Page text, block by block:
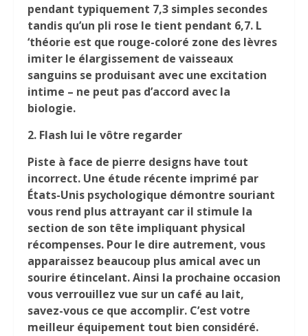
pendant typiquement 7,3 simples secondes
tandis qu’un pli rose le tient pendant 6,7. L
‘théorie est que rouge-coloré zone des lèvres
imiter le élargissement de vaisseaux
sanguins se produisant avec une excitation
intime – ne peut pas d’accord avec la
biologie.
2. Flash lui le vôtre regarder
Piste à face de pierre designs have tout
incorrect. Une étude récente imprimé par
États-Unis psychologique démontre souriant
vous rend plus attrayant car il stimule la
section de son tête impliquant physical
récompenses. Pour le dire autrement, vous
apparaissez beaucoup plus amical avec un
sourire étincelant. Ainsi la prochaine occasion
vous verrouillez vue sur un café au lait,
savez-vous ce que accomplir. C’est votre
meilleur équipement tout bien considéré.